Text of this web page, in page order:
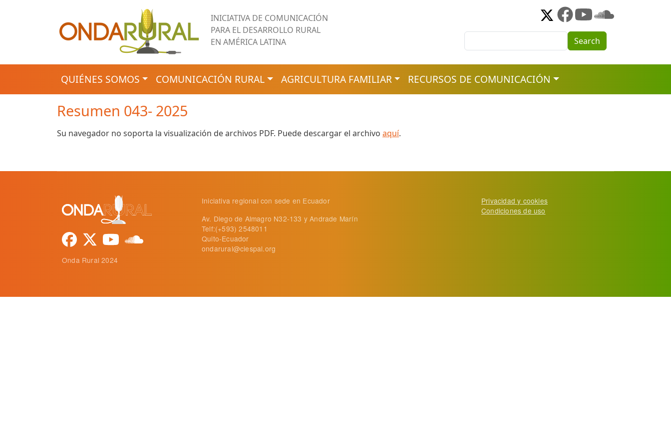
INICIATIVA DE COMUNICACIÓN
PARA EL DESARROLLO RURAL
EN AMÉRICA LATINA
Search
NAVEGACIÓN PRINCIPAL
QUIÉNES SOMOS COMUNICACIÓN RURAL AGRICULTURA FAMILIAR RECURSOS DE COMUNICACIÓN
Resumen 043- 2025
Su navegador no soporta la visualización de archivos PDF. Puede descargar el archivo aquí.
Onda Rural 2024
Iniciativa regional con sede en Ecuador
Av. Diego de Almagro N32-133 y Andrade Marín
Telf:(+593) 2548011
Quito-Ecuador
ondarural@ciespal.org
Privacidad y cookies
Condiciones de uso